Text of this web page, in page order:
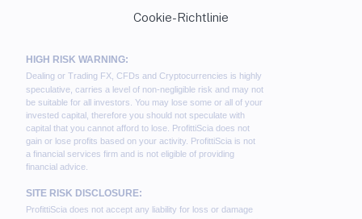
Cookie-Richtlinie